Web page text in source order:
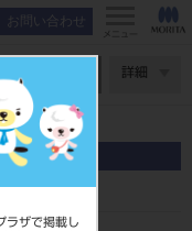
ラザで掲載し
お問い合わせ
メニュー
詳細
T3